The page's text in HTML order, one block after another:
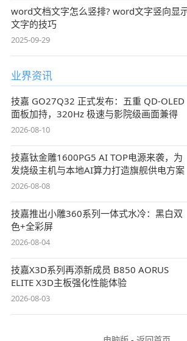
word文档文字怎么竖排? word文字竖向显
文字的技巧
2025-09-29
业界资讯
技嘉 GO27Q32 正式发布：五重 QD-OLED
面板加持，320Hz 极速与影院级画面兼得
2026-08-10
技嘉钛金雕1600PG5 AI TOP电源来袭，为
发烧级主机与本地AI算力打造旗舰供电方案
2026-08-08
技嘉推出小雕360系列一体式水冷：黑白双
色+全彩屏
2026-08-04
技嘉X3D系列再添新成员 B850 AORUS
ELITE X3D主板强化性能体验
2026-08-03